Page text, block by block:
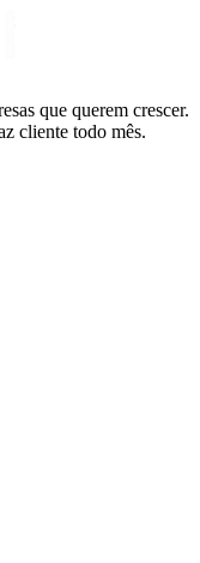
que querem crescer.
cliente todo mês.